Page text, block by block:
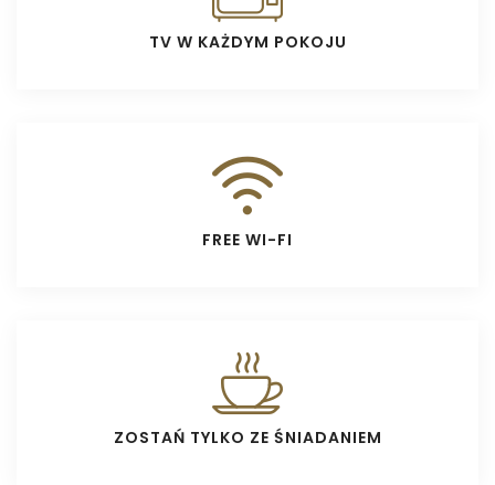
TV W KAŻDYM POKOJU
FREE WI-FI
ZOSTAŃ TYLKO ZE ŚNIADANIEM